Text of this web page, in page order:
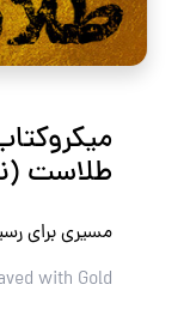
طلاست
مسیری برای
with Gold